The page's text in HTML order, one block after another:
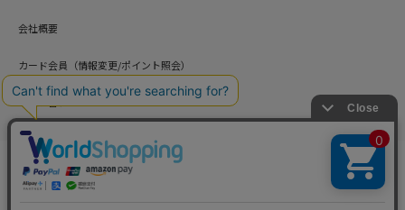
会社概要
カード会員（情報変更/ポイント照会）